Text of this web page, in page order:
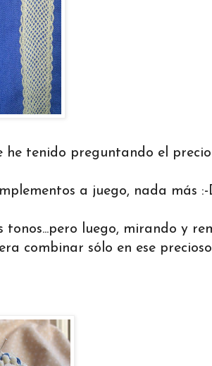
he tenido preguntando el
a juego, nada más :-
luego, mirando y
combinar sólo en ese